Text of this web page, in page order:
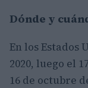
Dónde y
En los
2020, luego el
16 de octubre